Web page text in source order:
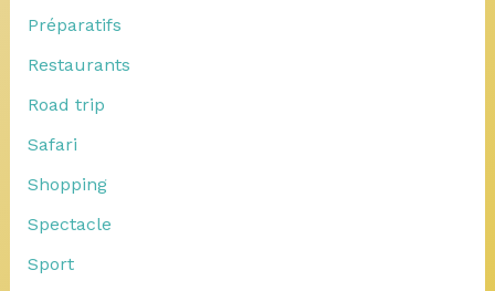
Préparatifs
Restaurants
Road trip
Safari
Shopping
Spectacle
Sport